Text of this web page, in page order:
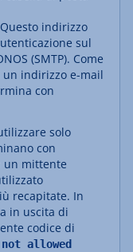
indirizzo
sul
(SMTP). Come
indirizzo e-mail
con
solo
con
un mittente
recapitate. In
in uscita di
codice di
allowed